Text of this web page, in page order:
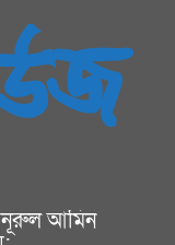
নূরুল আমিন